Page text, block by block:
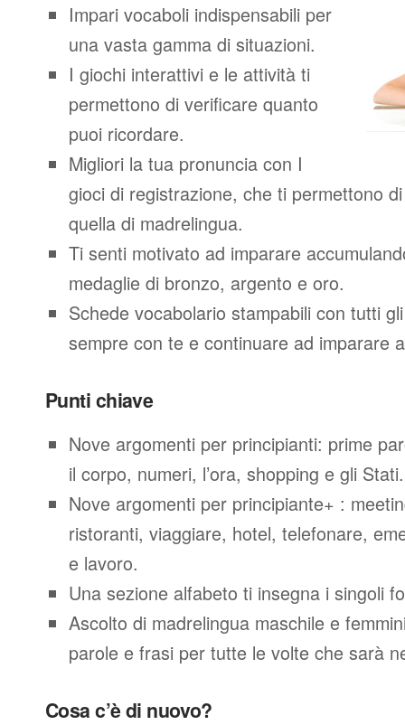
Impari vocaboli indispensabili per
una vasta gamma di situazioni.
I giochi interattivi e le attività ti
permettono di verificare quanto
puoi ricordare.
Migliori la tua pronuncia con I
gioci di registrazione, che ti permettono
quella di madrelingua.
Ti senti motivato ad imparare
medaglie di bronzo, argento e oro.
Schede vocabolario stampabili con tutti
sempre con te e continuare ad imparare
Punti chiave
Nove argomenti per principianti: prime
il corpo, numeri, l’ora, shopping e gli Stati.
Nove argomenti per principiante+ :
ristoranti, viaggiare, hotel, telefonare,
e lavoro.
Una sezione alfabeto ti insegna i singoli
Ascolto di madrelingua maschile e
parole e frasi per tutte le volte che sarà
Cosa c’è di nuovo?